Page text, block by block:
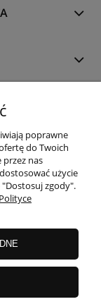
poprawne
do Twoich
nas
użycie
zgody".